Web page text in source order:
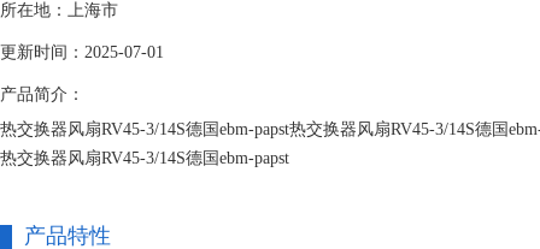
所在地：上海市
更新时间：2025-07-01
产品简介：
热交换器风扇RV45-3/14S德国ebm-papst热交换器风扇RV45-3/14S德国
热交换器风扇RV45-3/14S德国ebm-papst
产品特性